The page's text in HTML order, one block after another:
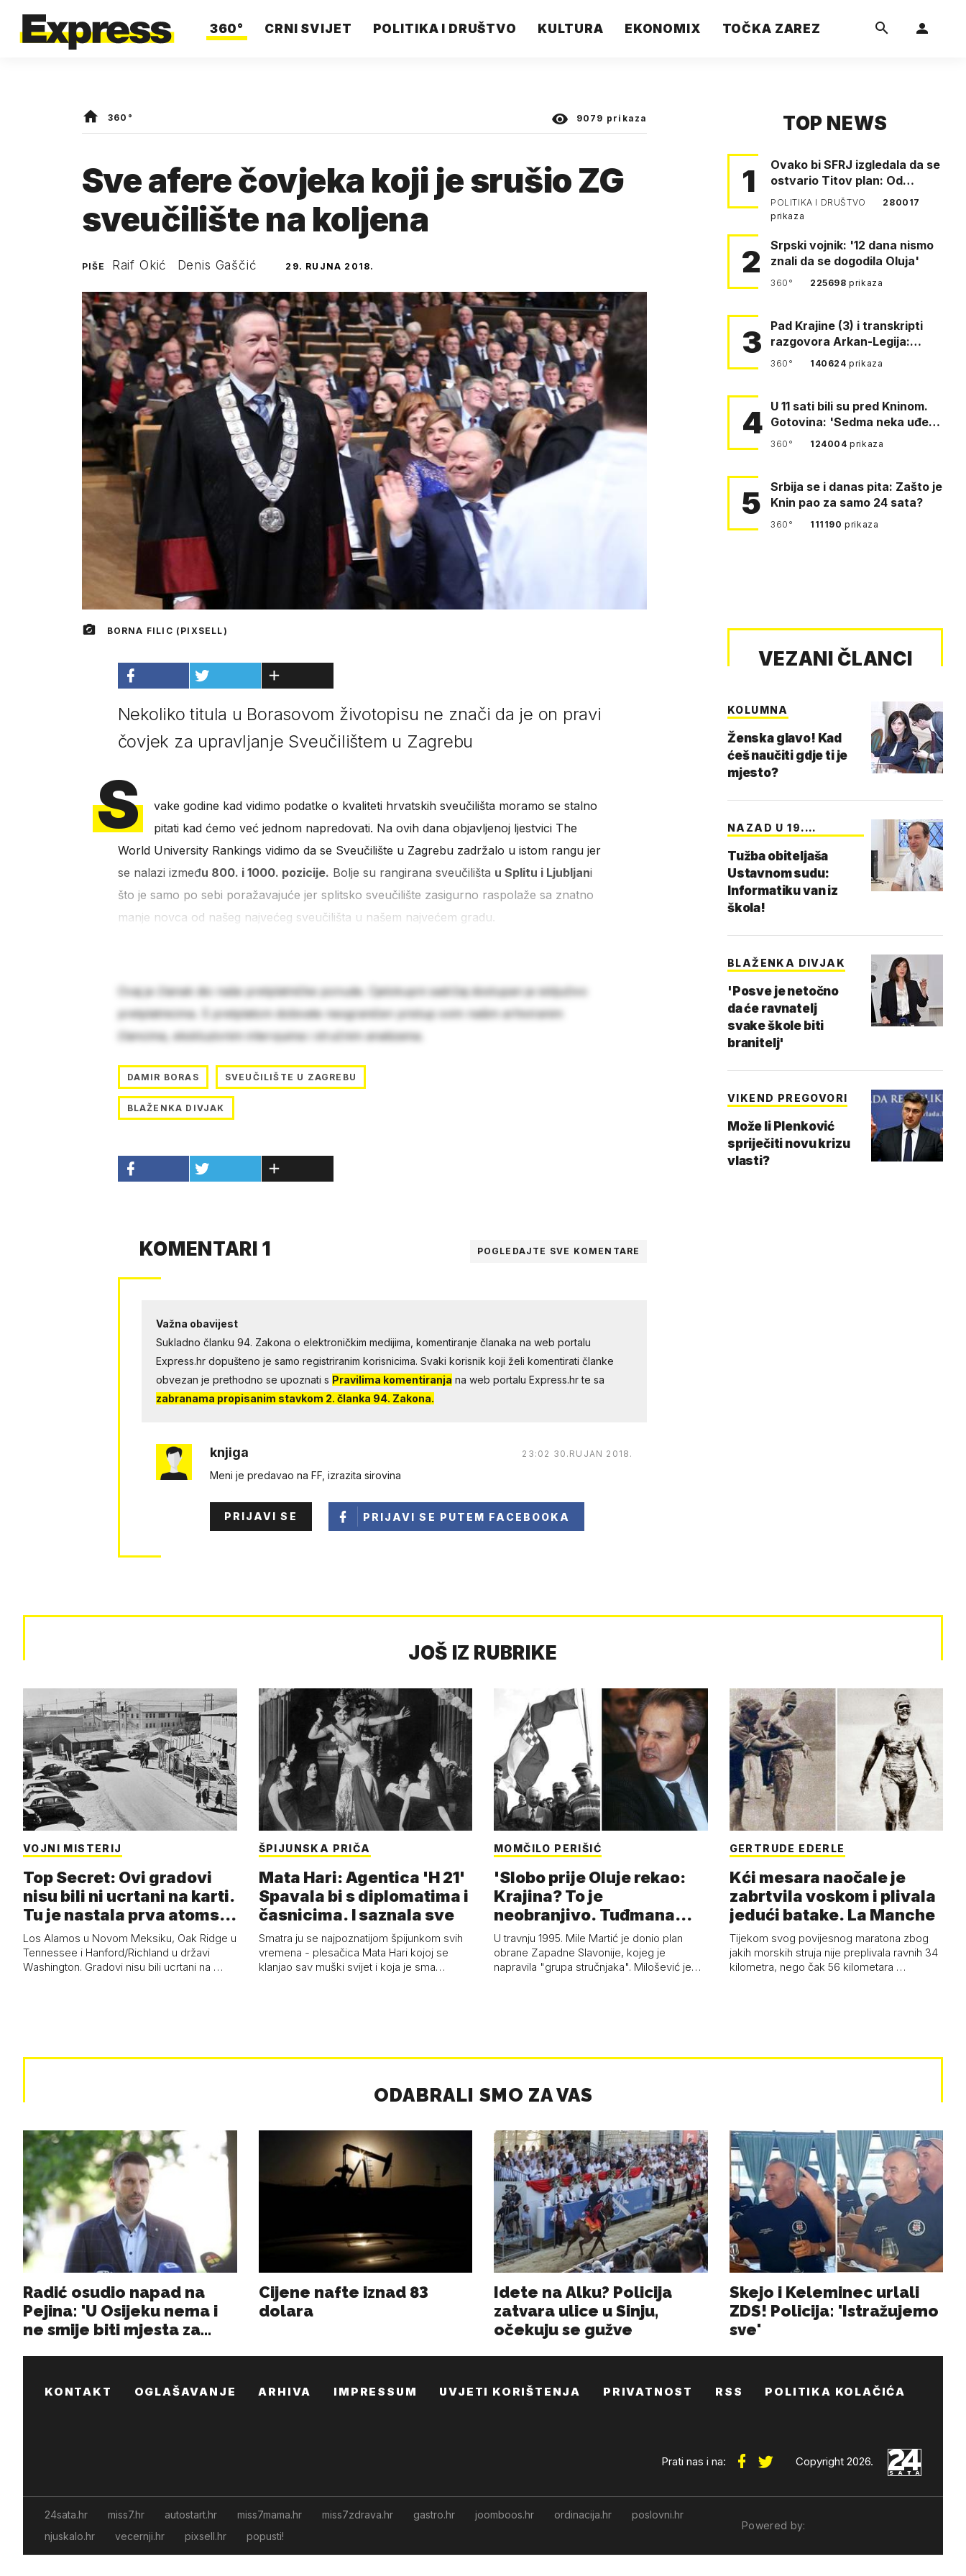
360° CRNI SVIJET POLITIKA I DRUŠTVO KULTURA EKONOMIX TOČKA ZAREZ
360° 9079 prikaza
Sve afere čovjeka koji je srušio ZG
sveučilište na koljena
PIŠE Raif Okić Denis Gaščić 29. RUJNA 2018.
BORNA FILIC (PIXSELL)
Nekoliko titula u Borasovom životopisu ne znači da je on pravi
čovjek za upravljanje Sveučilištem u Zagrebu
S
vake godine kad vidimo podatke o kvaliteti hrvatskih sveučilišta moramo se stalno
pitati kad ćemo već jednom napredovati. Na ovih dana objavljenoj ljestvici The
World University Rankings vidimo da se Sveučilište u Zagrebu zadržalo u istom rangu jer
se nalazi između 800. i 1000. pozicije. Bolje su rangirana sveučilišta u Splitu i Ljubljani
što je samo po sebi poražavajuće jer splitsko sveučilište zasigurno raspolaže sa znatno
manje novca od našeg najvećeg sveučilišta u našem najvećem gradu.
Ovaj je članak dio naše pretplatničke ponude. Cjelokupni sadržaj dostupan je isključivo
pretplatnicima. S pretplatom dobivate neograničen pristup svim našim arhiviranim
člancima, ekskluzivnim intervjuima i stručnim analizama.
DAMIR BORAS SVEUČILIŠTE U ZAGREBU
BLAŽENKA DIVJAK
KOMENTARI 1 POGLEDAJTE SVE KOMENTARE
Važna obavijest
Sukladno članku 94. Zakona o elektroničkim medijima, komentiranje članaka na web portalu
Express.hr dopušteno je samo registriranim korisnicima. Svaki korisnik koji želi komentirati članke
obvezan je prethodno se upoznati s Pravilima komentiranja na web portalu Express.hr te sa
zabranama propisanim stavkom 2. članka 94. Zakona.
knjiga 23:02 30.RUJAN 2018.
Meni je predavao na FF, izrazita sirovina
PRIJAVI SE PRIJAVI SE PUTEM FACEBOOKA
TOP NEWS
1
Ovako bi SFRJ izgledala da se
ostvario Titov plan: Od
Klagenfurta do Istanbula!
POLITIKA I DRUŠTVO
280017
prikaza
2
Srpski vojnik: '12 dana nismo
znali da se dogodila Oluja'
360° 225698prikaza
3
Pad Krajine (3) i transkripti
razgovora Arkan-Legija:
'Čujem, prelazite ustašam…
360° 140624prikaza
4 U 11 sati bili su pred Kninom.
Gotovina: 'Sedma neka uđe,
4. gardijska neka g…
360° 124004prikaza
5
Srbija se i danas pita: Zašto je
Knin pao za samo 24 sata?
360° 111190prikaza
VEZANI ČLANCI
KOLUMNA
Ženska glavo! Kad
ćeš naučiti gdje ti je
mjesto?
NAZAD U 19.
Tužba obiteljaša
Ustavnom sudu:
Informatiku van iz
škola!
BLAŽENKA DIVJAK
'Posve je netočno
da će ravnatelj
svake škole biti
branitelj'
VIKEND PREGOVORI
Može li Plenković
spriječiti novu krizu
vlasti?
JOŠ IZ RUBRIKE
VOJNI MISTERIJ
Top Secret: Ovi gradovi
nisu bili ni ucrtani na karti.
Tu je nastala prva atoms…
Los Alamos u Novom Meksiku, Oak Ridge u
Tennessee i Hanford/Richland u državi
Washington. Gradovi nisu bili ucrtani na …
ŠPIJUNSKA PRIČA
Mata Hari: Agentica 'H 21'
Spavala bi s diplomatima i
časnicima. I saznala sve
Smatra ju se najpoznatijom špijunkom svih
vremena - plesačica Mata Hari kojoj se
klanjao sav muški svijet i koja je sma…
MOMČILO PERIŠIĆ
'Slobo prije Oluje rekao:
Krajina? To je
neobranjivo. Tuđmana
zvao Krivousti'
U travnju 1995. Mile Martić je donio plan
obrane Zapadne Slavonije, kojeg je
napravila "grupa stručnjaka". Milošević je…
GERTRUDE EDERLE
Kći mesara naočale je
zabrtvila voskom i plivala
jedući batake. La Manche
Tijekom svog povijesnog maratona zbog
jakih morskih struja nije preplivala ravnih 34
kilometra, nego čak 56 kilometara …
KONTAKT OGLAŠAVANJE ARHIVA IMPRESSUM UVJETI KORIŠTENJA PRIVATNOST RSS POLITIKA KOLAČIĆA
Prati nas i na: Copyright 2026.
24sata.hr miss7.hr autostart.hr miss7mama.hr miss7zdrava.hr gastro.hr joomboos.hr ordinacija.hr
poslovni.hr
njuskalo.hr
vecernji.hr pixsell.hr popusti!
Powered by: